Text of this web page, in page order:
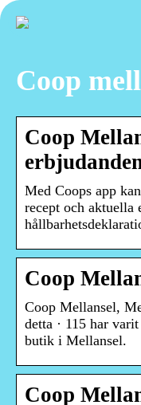
Coop
Coop
Med Coops app
recept och aktuella
Coop
Coop Mellansel,
detta · 115 har
butik i Mellansel.
Coop